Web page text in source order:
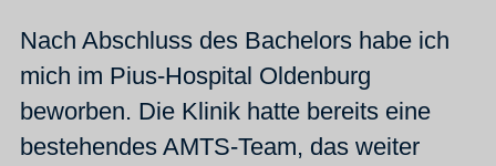
Nach Abschluss des Bachelors habe ich
mich im Pius-Hospital Oldenburg
beworben. Die Klinik hatte bereits eine
bestehendes AMTS-Team, das weiter